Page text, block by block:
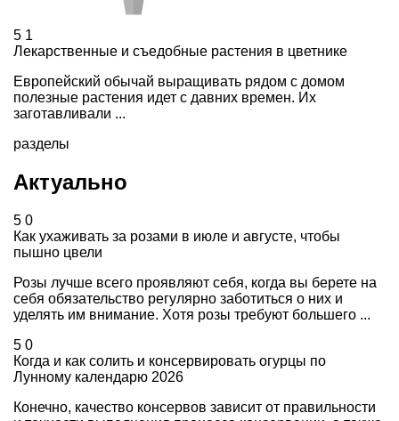
5 1
Лекарственные и съедобные растения в цветнике
Европейский обычай выращивать рядом с домом
полезные растения идет с давних времен. Их
заготавливали ...
разделы
Актуально
5 0
Как ухаживать за розами в июле и августе, чтобы
пышно цвели
Розы лучше всего проявляют себя, когда вы берете на
себя обязательство регулярно заботиться о них и
уделять им внимание. Хотя розы требуют большего ...
5 0
Когда и как солить и консервировать огурцы по
Лунному календарю 2026
Конечно, качество консервов зависит от правильности